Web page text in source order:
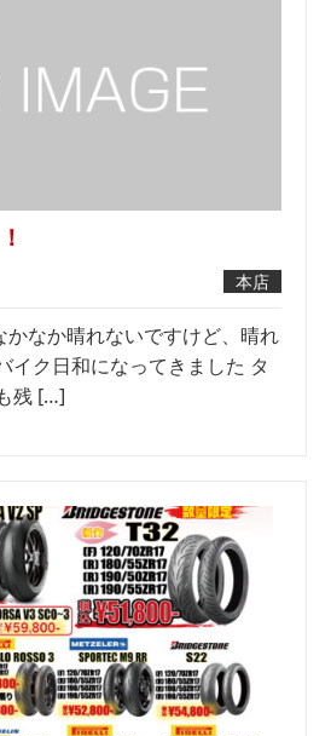
本店
なか晴れないですけど、晴れ
イク日和になってきました タ
残 […]